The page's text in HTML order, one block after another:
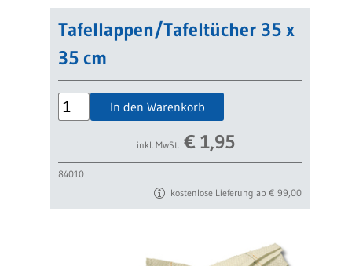
Tafellappen/Tafeltücher 35 x
35 cm
In den Warenkorb
inkl. MwSt. € 1,95
84010
kostenlose Lieferung ab € 99,00